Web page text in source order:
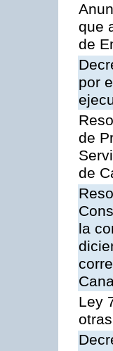
que
de
por
de
de
la
Ley